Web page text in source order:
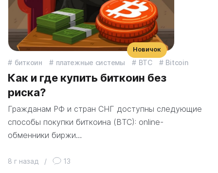
биткоин платежные системы BTC Bitcoin
Как и где купить биткоин без
риска?
Гражданам РФ и стран СНГ доступны следующие
способы покупки биткоина (ВТС): online-
обменники биржи…
8 г назад / 13
Новичок